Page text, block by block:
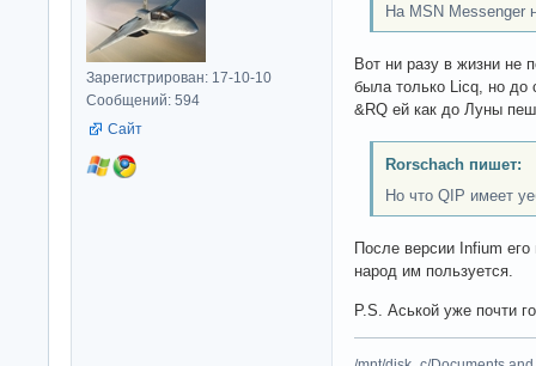
Зарегистрирован: 17-10-10
Сообщений: 594
Сайт
На MSN Messenger
Вот ни разу в жизни не
была только Licq, но
&RQ ей как до Луны
Rorschach пишет:
Но что QIP имеет
После версии Infium
народ им пользуется.
P.S. Аськой уже почти